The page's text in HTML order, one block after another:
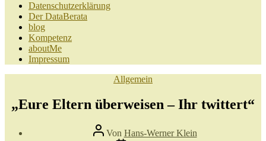
Datenschutzerklärung
Der DataBerata
blog
Kompetenz
aboutMe
Impressum
Kategorien
Allgemein
„Eure Eltern überweisen – Ihr twittert“
Beitragsautor
Von Hans-Werner Klein